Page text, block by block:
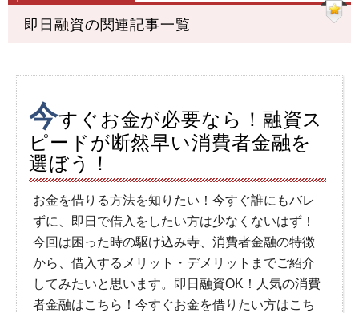
即日融資の関連記事一覧
今すぐお金が必要なら！融資ス
ピードが断然早い消費者金融を
選ぼう！
お金を借りる方法を知りたい！今すぐ誰にもバレ
ずに、即日で借入をしたい方は少なくないはず！
今回は困った時の駆け込み寺、消費者金融の特徴
から、借入するメリット・デメリットまでご紹介
してみたいと思います。即日融資OK！人気の消費
者金融はこちら！今すぐお金を借りたい方はこち